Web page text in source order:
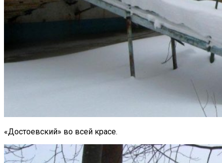
«Достоевский» во всей красе.